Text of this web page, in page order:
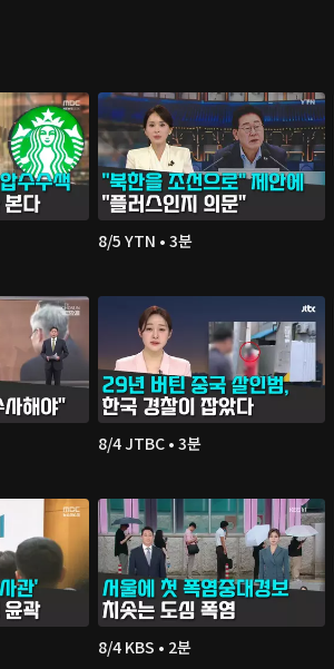
8/5 YTN • 3분
8/4 JTBC • 3분
8/4 KBS • 2분